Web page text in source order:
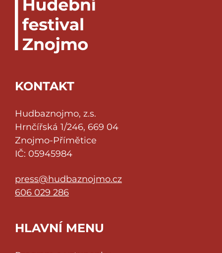
KONTAKT
Hudbaznojmo, z.s.
Hrnčířská 1/246, 669 04
Znojmo-Přímětice
IČ: 05945984
press@hudbaznojmo.cz
606 029 286
HLAVNÍ MENU